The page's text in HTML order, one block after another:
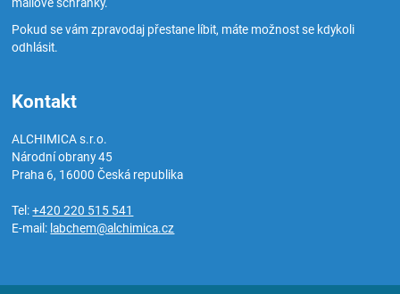
mailové schránky.
Pokud se vám zpravodaj přestane líbit, máte možnost se kdykoli
odhlásit.
Kontakt
ALCHIMICA s.r.o.
Národní obrany 45
Praha 6, 16000Česká republika
Tel:+420 220 515 541
E-mail: labchem@alchimica.cz